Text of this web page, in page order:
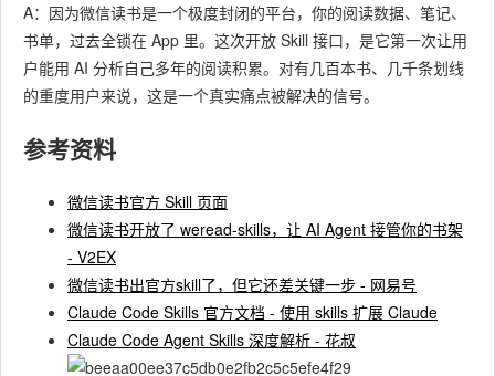
A：因为微信读书是一个极度封闭的平台，你的阅读数据、笔记、
书单，过去全锁在 App 里。这次开放 Skill 接口，是它第一次让用
户能用 AI 分析自己多年的阅读积累。对有几百本书、几千条划线
的重度用户来说，这是一个真实痛点被解决的信号。
参考资料
微信读书官方 Skill 页面
微信读书开放了 weread-skills，让 AI Agent 接管你的书架
- V2EX
微信读书出官方skill了，但它还差关键一步 - 网易号
Claude Code Skills 官方文档 - 使用 skills 扩展 Claude
Claude Code Agent Skills 深度解析 - 花叔